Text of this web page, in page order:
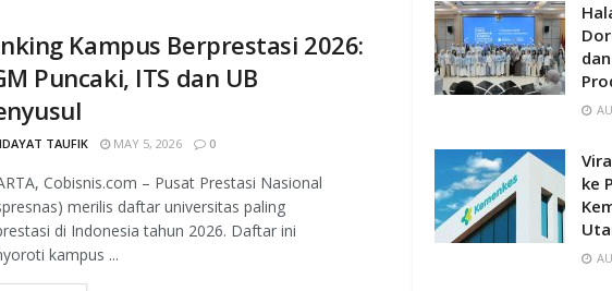
Kampus Berprestasi 2026:
Puncaki, ITS dan UB
TAUFIK MAY 5, 2026 0
Cobisnis.com – Pusat Prestasi Nasional
merilis daftar universitas paling
di Indonesia tahun 2026. Daftar ini
kampus ...
ke